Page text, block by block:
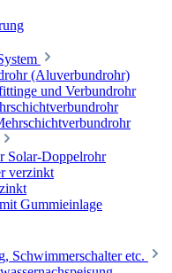
(Aluverbundrohr)
und Verbundrohr
Solar-Doppelrohr
verzinkt
Gummieinlage
Schwimmerschalter etc.